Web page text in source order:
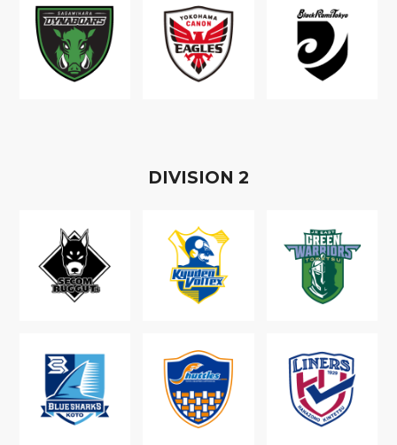
DIVISION 2